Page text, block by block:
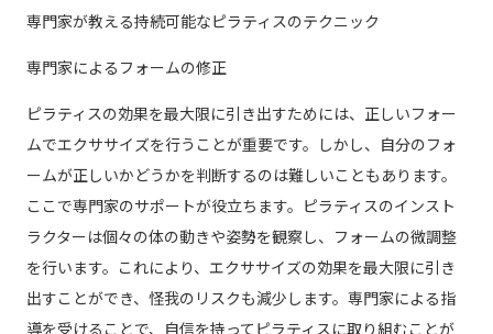
専門家が教える持続可能なピラティスのテクニック
専門家によるフォームの修正
ピラティスの効果を最大限に引き出すためには、正しいフォー
ムでエクササイズを行うことが重要です。しかし、自分のフォ
ームが正しいかどうかを判断するのは難しいこともあります。
ここで専門家のサポートが役立ちます。ピラティスのインスト
ラクターは個々の体の動きや姿勢を観察し、フォームの微調整
を行います。これにより、エクササイズの効果を最大限に引き
出すことができ、怪我のリスクも減少します。専門家による指
導を受けることで、自信を持ってピラティスに取り組むことが